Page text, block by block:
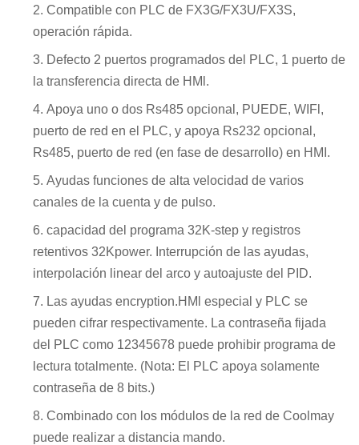
Compatible con PLC de FX3G/FX3U/FX3S,
operación rápida.
Defecto 2 puertos programados del PLC, 1 puerto de
la transferencia directa de HMl.
Apoya uno o dos Rs485 opcional, PUEDE, WIFl,
puerto de red en el PLC, y apoya Rs232 opcional,
Rs485, puerto de red (en fase de desarrollo) en HMI.
Ayudas funciones de alta velocidad de varios
canales de la cuenta y de pulso.
capacidad del programa 32K-step y registros
retentivos 32Kpower. Interrupción de las ayudas,
interpolación linear del arco y autoajuste del PID.
Las ayudas encryption.HMl especial y PLC se
pueden cifrar respectivamente. La contraseña fijada
del PLC como 12345678 puede prohibir programa de
lectura totalmente. (Nota: El PLC apoya solamente
contraseña de 8 bits.)
Combinado con los módulos de la red de Coolmay
puede realizar a distancia mando.